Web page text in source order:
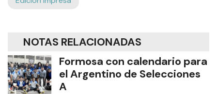
NOTAS RELACIONADAS
Formosa con calendario para
el Argentino de Selecciones
A